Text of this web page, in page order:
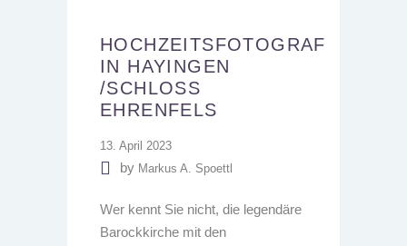
HOCHZEITSFOTOGRAF
IN HAYINGEN
/SCHLOSS
EHRENFELS
13. April 2023
by Markus A. Spoettl
Wer kennt Sie nicht, die legendäre
Barockkirche mit den